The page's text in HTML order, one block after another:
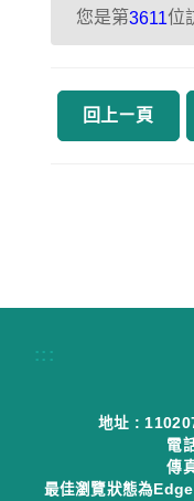
您是第3611位
回上ㄧ頁
:::
地址 :
電
傳
最佳瀏覽狀態為